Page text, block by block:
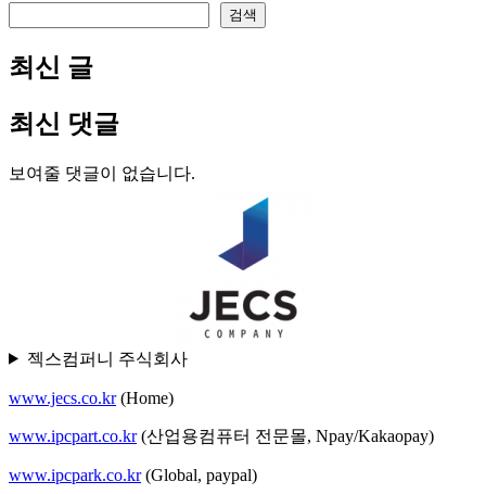
검색
최신 글
최신 댓글
보여줄 댓글이 없습니다.
젝스컴퍼니 주식회사
www.jecs.co.kr(Home)
www.ipcpart.co.kr(산업용컴퓨터 전문몰, Npay/Kakaopay)
www.ipcpark.co.kr(Global, paypal)